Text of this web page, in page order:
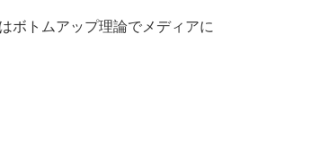
ボトムアップ理論でメディアに